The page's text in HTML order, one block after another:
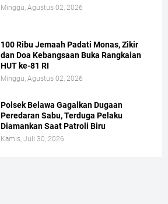
Minggu, Agustus 02, 2026
100 Ribu Jemaah Padati Monas, Zikir
dan Doa Kebangsaan Buka Rangkaian
HUT ke-81 RI
Minggu, Agustus 02, 2026
Polsek Belawa Gagalkan Dugaan
Peredaran Sabu, Terduga Pelaku
Diamankan Saat Patroli Biru
Kamis, Juli 30, 2026